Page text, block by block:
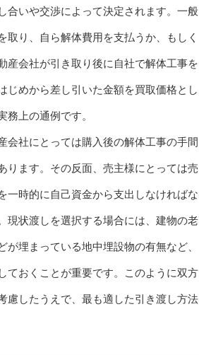
合いや交渉によって決定されます。一般
り、自ら解体費用を支払うか、もしく
産会社が引き取り後に自社で解体工事を
じめから差し引いた金額を買取価格とし
上の通例です。
会社にとっては購入後の解体工事の手間
ります。その反面、売主様にとっては売
一時的に自己資金から支出しなければな
現状渡しを選択する場合には、建物の老
埋まっている地中埋設物の有無など、
ておくことが重要です。このように双方
慮したうえで、最も適した引き渡し方法